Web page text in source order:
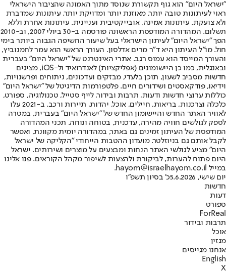
"ישראל היום" הוא גוף תקשורת שנוסד מתוך האמונה שהציבור הישראלי
ראוי לעיתונות טובה יותר, מאוזנת יותר ומדויקת יותר. עיתונות שמדברת
ולא צועקת. עיתונות אמינה, אובייקטיבית ועניינית. עיתונות אחרת וללא
תשלום. המהדורה המודפסת הראשונה פורסמה ב-30 ביולי 2007, וב-2010
הפך "ישראל היום" לעיתון הישראלי בעל שיעור החשיפה הגבוה ביותר בימי
חול. מו"ל העיתון היא ד"ר מרים אדלסון. העורך הראשי הוא עמר לחמנוביץ,
והעורך המייסד הוא עמוס רגב. אתרי האינטרנט של "ישראל היום" בעברית
ובאנגלית, כמו כן היישומונים (אפליקציות) לאנדרואיד ול-iOS, מציגים
חדשות מסביב לשעון, תוכן בלעדי, מבזקים ועדכונים, ניתוחים ופרשנויות,
וידיאו, פודקאסטים ושידורים חיים. פלטפורמות הדיגיטל של "ישראל היום"
כוללות ערוצי חדשות ודעות, תרבות ובידור, לייף סטייל, טכנולוגיה, ספורט,
כלכלה וצרכנות, בריאות, חיילים, אוכל, יהדות, תיירות ורכב. ב-2021 עלו
לאוויר האתר החדש והיישומון החדש של "ישראל היום" בעברית, במטרה
לספק לגולשים חוויה מהירה, עדכנית, בטוחה ונוחה. תכני המהדורה
המודפסת של העיתון זמינים גם באתר, במהדורה יומית מקוונת, ואפשר
לקבל אותם גם בניוזלטר. מועדון ההטבות הייחודי "הקליקה של ישראל
היום" מציע לגולשי האתר הנחות ומבצעים על מוצרים ושירותים. ישראל
היום פתוח להערות, לביקורת ולהצעות לשיפור מקהל הקוראים. פנו אלינו
במייל hayom@israelhayom.co.il.
יום שישי, 5.6.2026
כ' בסיון תשפ"ו
חדשות
דעות
ספורט
ForReal
תרבות ובידור
אוכל
מגזין
אנחנו מגייסים
English
X